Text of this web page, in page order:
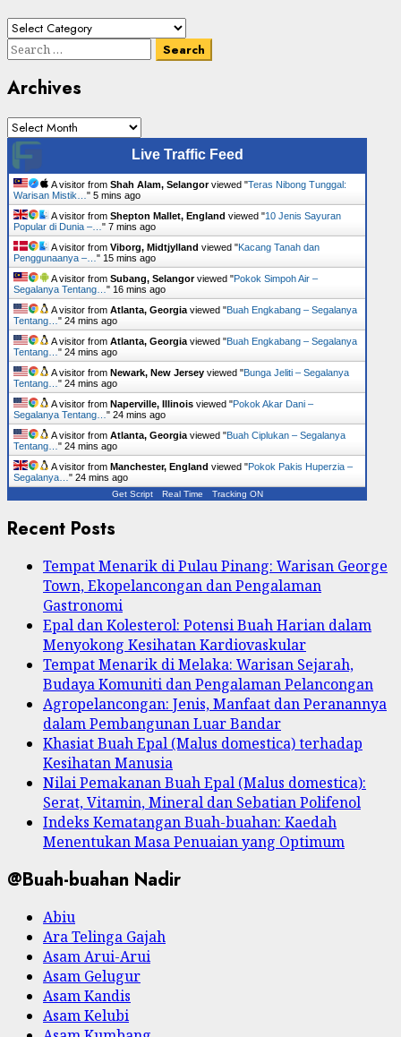
Cari
Senarai
Search
Archives
Archives
Live Traffic Feed
A visitor from Shah Alam, Selangorviewed "Teras Nibong Tunggal:
Warisan Mistik… " 5 mins ago
A visitor from Shepton Mallet, England viewed "10 Jenis Sayuran
Popular di Dunia –… " 7 mins ago
A visitor from Viborg, Midtjylland viewed "Kacang Tanah dan
Penggunaanya –… " 15 mins ago
A visitor from Subang, Selangorviewed "Pokok Simpoh Air –
Segalanya Tentang… " 16 mins ago
A visitor from Atlanta, Georgia viewed "Buah Engkabang – Segalanya
Tentang… " 24 mins ago
A visitor from Atlanta, Georgia viewed "Buah Engkabang – Segalanya
Tentang… " 24 mins ago
A visitor from Newark, New Jersey viewed "Bunga Jeliti – Segalanya
Tentang… " 24 mins ago
A visitor from Naperville, Illinois viewed "Pokok Akar Dani –
Segalanya Tentang… " 24 mins ago
A visitor from Atlanta, Georgia viewed "Buah Ciplukan – Segalanya
Tentang… " 24 mins ago
A visitor from Manchester, England viewed "Pokok Pakis Huperzia –
Segalanya… " 24 mins ago
Get Script Real Time Tracking ON
Recent Posts
Tempat Menarik di Pulau Pinang: Warisan George
Town, Ekopelancongan dan Pengalaman
Gastronomi
Epal dan Kolesterol: Potensi Buah Harian dalam
Menyokong Kesihatan Kardiovaskular
Tempat Menarik di Melaka: Warisan Sejarah,
Budaya Komuniti dan Pengalaman Pelancongan
Agropelancongan: Jenis, Manfaat dan Peranannya
dalam Pembangunan Luar Bandar
Khasiat Buah Epal (Malus domestica) terhadap
Kesihatan Manusia
Nilai Pemakanan Buah Epal (Malus domestica):
Serat, Vitamin, Mineral dan Sebatian Polifenol
Indeks Kematangan Buah-buahan: Kaedah
Menentukan Masa Penuaian yang Optimum
@Buah-buahan Nadir
Abiu
Ara Telinga Gajah
Asam Arui-Arui
Asam Gelugur
Asam Kandis
Asam Kelubi